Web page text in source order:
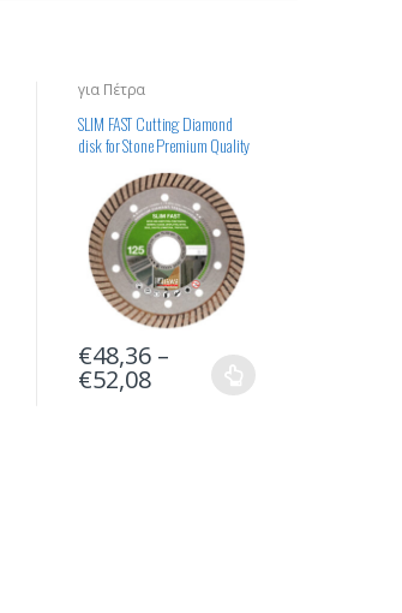
για Πέτρα
SLIM FAST Cutting Diamond
disk for Stone Premium Quality
€48,36–
€52,08